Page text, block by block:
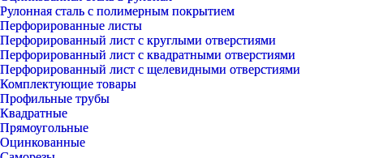
Рулонная сталь с полимерным покрытием
Перфорированные листы
Перфорированный лист с круглыми отверстиями
Перфорированный лист с квадратными отверстиями
Перфорированный лист с щелевидными отверстиями
Комплектующие товары
Профильные трубы
Квадратные
Прямоугольные
Оцинкованные